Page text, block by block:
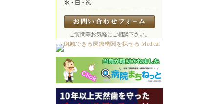
ご質問等お気軽にご相談下さい。